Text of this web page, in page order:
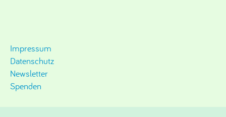
Impressum
Datenschutz
Newsletter
Spenden